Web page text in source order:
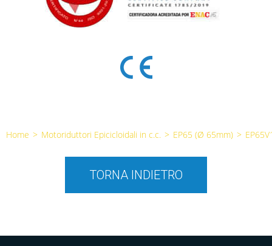
Home > Motoriduttori Epicicloidali in c.c. > EP65 (Ø 65mm) >
TORNA INDIETRO